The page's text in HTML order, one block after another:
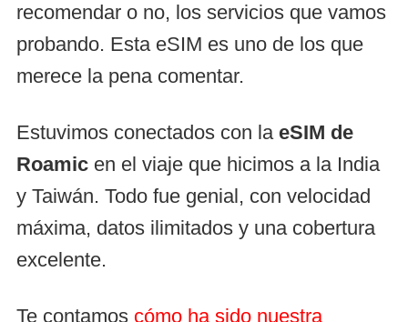
recomendar o no, los servicios que vamos
probando. Esta eSIM es uno de los que
merece la pena comentar.
Estuvimos conectados con la eSIM de
Roamic en el viaje que hicimos a la India
y Taiwán. Todo fue genial, con velocidad
máxima, datos ilimitados y una cobertura
excelente.
Te contamos cómo ha sido nuestra